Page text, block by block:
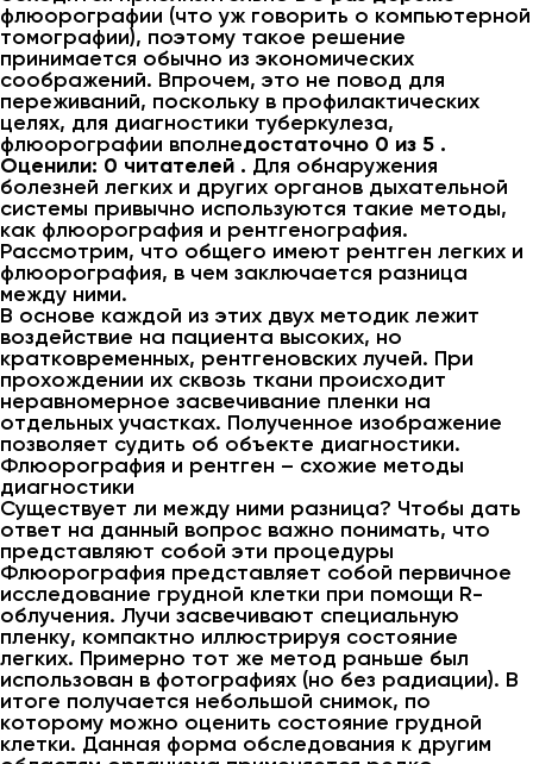
флюорографии (что уж говорить о компьютерной
томографии), поэтому такое решение
принимается обычно из экономических
соображений. Впрочем, это не повод для
переживаний, поскольку в профилактических
целях, для диагностики туберкулеза,
флюорографии вполнедостаточно 0 из 5 .
Оценили: 0 читателей . Для обнаружения
болезней легких и других органов дыхательной
системы привычно используются такие методы,
как флюорография и рентгенография.
Рассмотрим, что общего имеют рентген легких и
флюорография, в чем заключается разница
между ними.
В основе каждой из этих двух методик лежит
воздействие на пациента высоких, но
кратковременных, рентгеновских лучей. При
прохождении их сквозь ткани происходит
неравномерное засвечивание пленки на
отдельных участках. Полученное изображение
позволяет судить об объекте диагностики.
Флюорография и рентген – схожие методы
диагностики
Существует ли между ними разница? Чтобы дать
ответ на данный вопрос важно понимать, что
представляют собой эти процедуры
Флюорография представляет собой первичное
исследование грудной клетки при помощи R-
облучения. Лучи засвечивают специальную
пленку, компактно иллюстрируя состояние
легких. Примерно тот же метод раньше был
использован в фотографиях (но без радиации). В
итоге получается небольшой снимок, по
которому можно оценить состояние грудной
клетки. Данная форма обследования к другим